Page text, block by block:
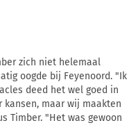
zich niet helemaal
oogde bij Feyenoord. "Ik
deed het wel goed in
maar wij maakten
Timber. "Het was gewoon